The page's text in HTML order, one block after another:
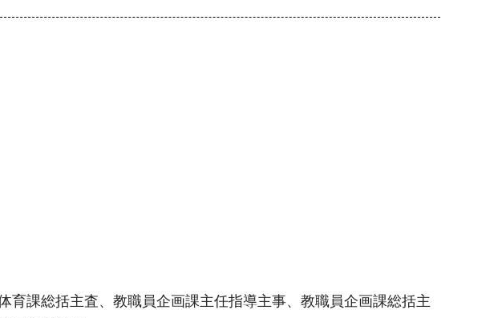
課総括主査、教職員企画課主任指導主事、教職員企画課総括主